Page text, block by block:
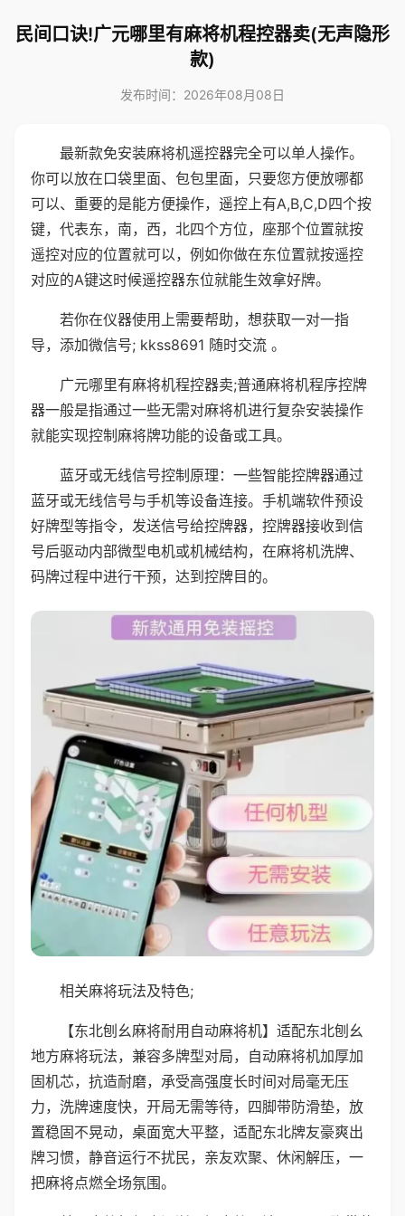
民间口诀!广元哪里有麻将机程控器卖(无声隐形
款)
发布时间：2026年08月08日
最新款免安装麻将机遥控器完全可以单人操作。
你可以放在口袋里面、包包里面，只要您方便放哪都
可以、重要的是能方便操作，遥控上有A,B,C,D四个按
键，代表东，南，西，北四个方位，座那个位置就按
遥控对应的位置就可以，例如你做在东位置就按遥控
对应的A键这时候遥控器东位就能生效拿好牌。
若你在仪器使用上需要帮助，想获取一对一指
导，添加微信号; kkss8691 随时交流 。
广元哪里有麻将机程控器卖;普通麻将机程序控牌
器一般是指通过一些无需对麻将机进行复杂安装操作
就能实现控制麻将牌功能的设备或工具。
蓝牙或无线信号控制原理：一些智能控牌器通过
蓝牙或无线信号与手机等设备连接。手机端软件预设
好牌型等指令，发送信号给控牌器，控牌器接收到信
号后驱动内部微型电机或机械结构，在麻将机洗牌、
码牌过程中进行干预，达到控牌目的。
相关麻将玩法及特色;
【东北刨幺麻将耐用自动麻将机】适配东北刨幺
地方麻将玩法，兼容多牌型对局，自动麻将机加厚加
固机芯，抗造耐磨，承受高强度长时间对局毫无压
力，洗牌速度快，开局无需等待，四脚带防滑垫，放
置稳固不晃动，桌面宽大平整，适配东北牌友豪爽出
牌习惯，静音运行不扰民，亲友欢聚、休闲解压，一
把麻将点燃全场氛围。